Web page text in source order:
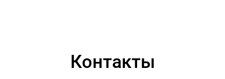
Контакты